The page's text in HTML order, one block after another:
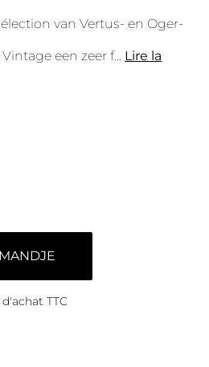
van Vertus- en Oger-
een zeer f... Lire la
TTC